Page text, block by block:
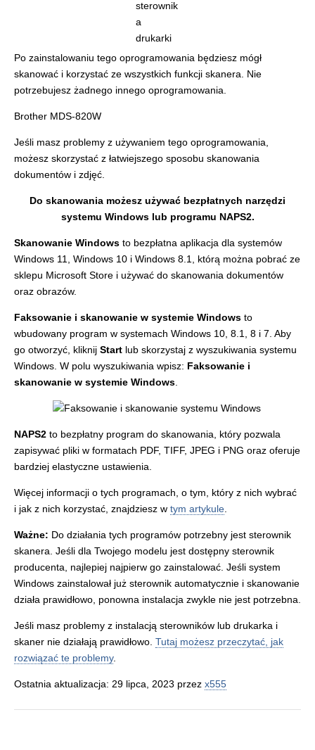
Po zainstalowaniu tego oprogramowania będziesz mógł
skanować i korzystać ze wszystkich funkcji skanera. Nie
potrzebujesz żadnego innego oprogramowania.
Brother MDS-820W
Jeśli masz problemy z używaniem tego oprogramowania,
możesz skorzystać z łatwiejszego sposobu skanowania
dokumentów i zdjęć.
Do skanowania możesz używać bezpłatnych narzędzi
systemu Windows lub programu NAPS2.
Skanowanie Windows to bezpłatna aplikacja dla systemów
Windows 11, Windows 10 i Windows 8.1, którą można pobrać ze
sklepu Microsoft Store i używać do skanowania dokumentów
oraz obrazów.
Faksowanie i skanowanie w systemie Windows to
wbudowany program w systemach Windows 10, 8.1, 8 i 7. Aby
go otworzyć, kliknij Start lub skorzystaj z wyszukiwania systemu
Windows. W polu wyszukiwania wpisz: Faksowanie i
skanowanie w systemie Windows
NAPS2 to bezpłatny program do skanowania, który pozwala
zapisywać pliki w formatach PDF, TIFF, JPEG i PNG oraz oferuje
bardziej elastyczne ustawienia.
Więcej informacji o tych programach, o tym, który z nich wybrać
i jak z nich korzystać, znajdziesz w tym artykule
Ważne: Do działania tych programów potrzebny jest sterownik
skanera. Jeśli dla Twojego modelu jest dostępny sterownik
producenta, najlepiej najpierw go zainstalować. Jeśli system
Windows zainstalował już sterownik automatycznie i skanowanie
działa prawidłowo, ponowna instalacja zwykle nie jest potrzebna.
Jeśli masz problemy z instalacją sterowników lub drukarka i
skaner nie działają prawidłowo. Tutaj możesz przeczytać, jak
rozwiązać te problemy.
Ostatnia aktualizacja: 29 lipca, 2023 przez x555